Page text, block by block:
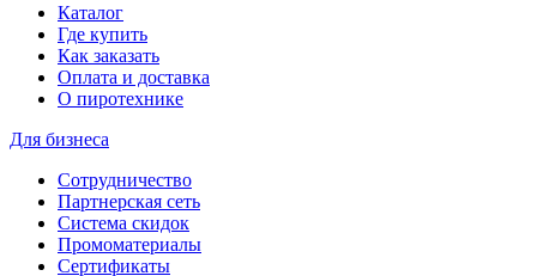
Каталог
Где купить
Как заказать
Оплата и доставка
О пиротехнике
Для бизнеса
Сотрудничество
Партнерская сеть
Система скидок
Промоматериалы
Сертификаты